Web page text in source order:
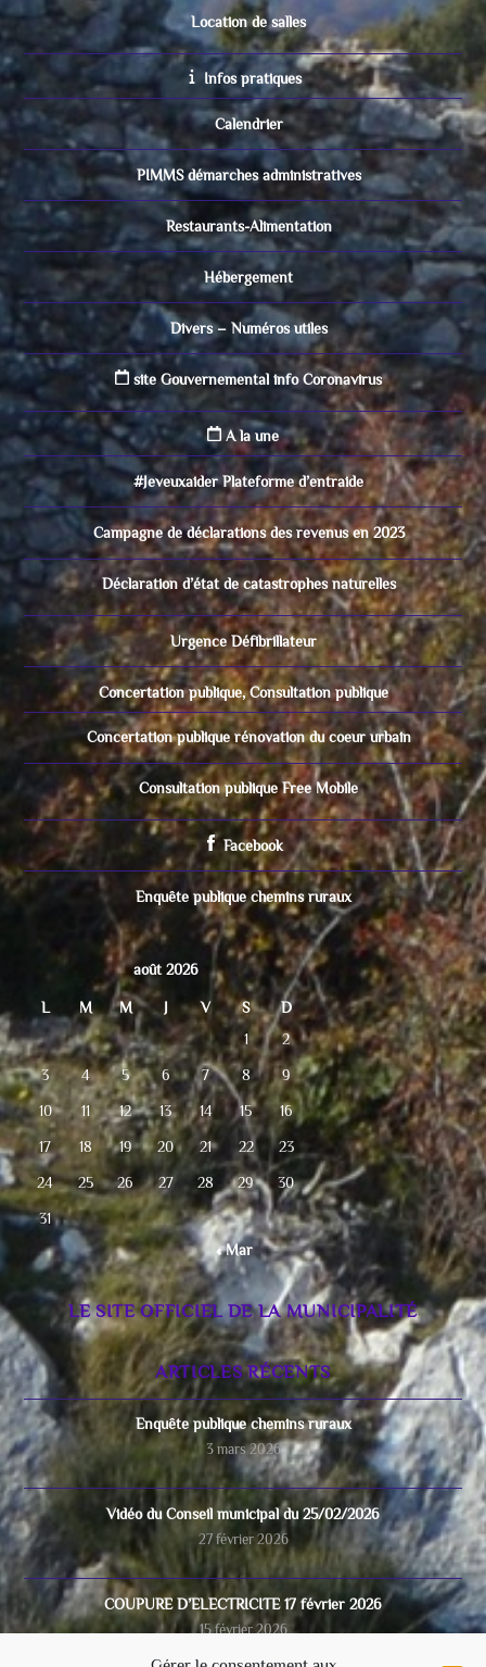
Location de salles
Infos pratiques
Calendrier
PIMMS démarches administratives
Restaurants-Alimentation
Hébergement
Divers – Numéros utiles
site Gouvernemental info Coronavirus
A la une
#Jeveuxaider Plateforme d’entraide
Campagne de déclarations des revenus en 2023
Déclaration d’état de catastrophes naturelles
Urgence Défibrillateur
Concertation publique, Consultation publique
Concertation publique rénovation du coeur urbain
Consultation publique Free Mobile
Facebook
Enquête publique chemins ruraux
août 2026
L M M J V S
D
1
2
3 4 5 6 7 8 9
10 11 12 13 14 15 16
17 18 19 20 21 22 23
24 25 26 27 28 29 30
31
« Mar
LE SITE OFFICIEL DE LA MUNICIPALITÉ
ARTICLES RÉCENTS
Enquête publique chemins ruraux
3 mars 2026
Vidéo du Conseil municipal du 25/02/2026
27 février 2026
COUPURE D’ELECTRICITE 17 février 2026
15 février 2026